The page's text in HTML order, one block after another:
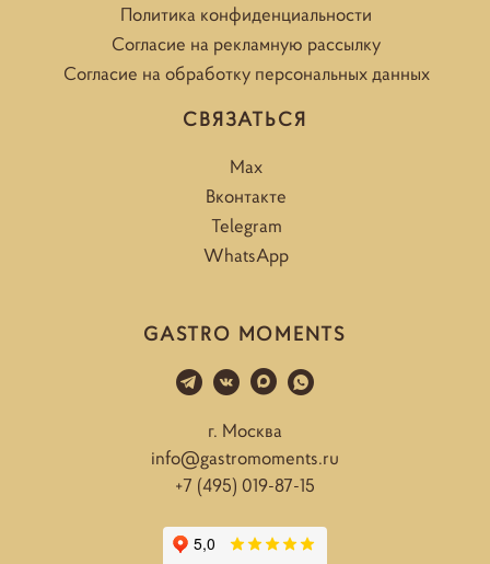
Политика конфиденциальности
Согласие на рекламную рассылку
Согласие на обработку персональных данных
СВЯЗАТЬСЯ
Max
Вконтакте
Telegram
WhatsApp
GASTRO MOMENTS
г. Москва
info@gastromoments.ru
+7 (495) 019-87-15